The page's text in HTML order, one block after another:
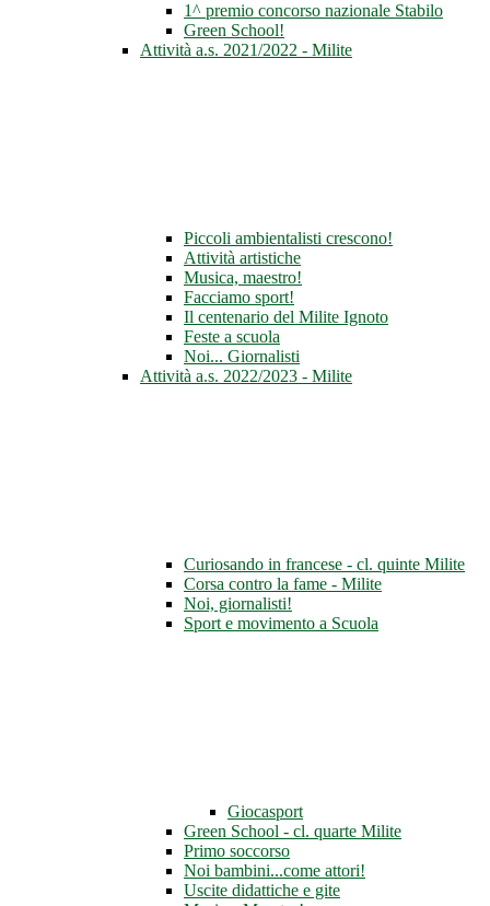
1^ premio concorso nazionale Stabilo
Green School!
Attività a.s. 2021/2022 - Milite
Piccoli ambientalisti crescono!
Attività artistiche
Musica, maestro!
Facciamo sport!
Il centenario del Milite Ignoto
Feste a scuola
Noi... Giornalisti
Attività a.s. 2022/2023 - Milite
Curiosando in francese - cl. quinte Milite
Corsa contro la fame - Milite
Noi, giornalisti!
Sport e movimento a Scuola
Giocasport
Green School - cl. quarte Milite
Primo soccorso
Noi bambini...come attori!
Uscite didattiche e gite